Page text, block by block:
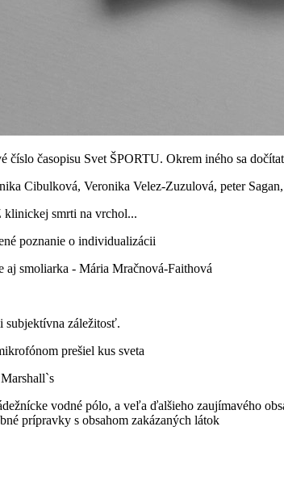
číslo časopisu Svet ŠPORTU. Okrem iného sa
Cibulková, Veronika Velez-Zuzulová, peter
smrti na vrchol...
poznanie o individualizácii
aj smoliarka - Mária Mračnová-Faithová
subjektívna záležitosť.
prešiel kus sveta
vodné pólo, a veľa ďalšieho zaujímavého
prípravky s obsahom zakázaných látok